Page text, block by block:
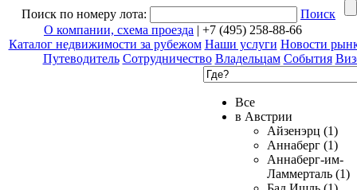
Поиск по номеру лота:
Поиск
О компании, схема проезда | +7 (495) 258-88-66
Каталог недвижимости за рубежом Наши услуги Новости
Путеводитель Сотрудничество Владельцам События
Все
в Австрии
Айзенэрц (1)
Аннаберг (1)
Аннаберг-им-
Ламмерталь (1)